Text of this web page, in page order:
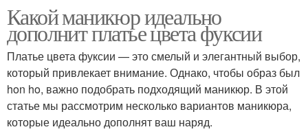
Какой маникюр идеально
дополнит платье цвета фуксии
Платье цвета фуксии — это смелый и элегантный выбор,
который привлекает внимание. Однако, чтобы образ был
hon ho, важно подобрать подходящий маникюр. В этой
статье мы рассмотрим несколько вариантов маникюра,
которые идеально дополнят ваш наряд.